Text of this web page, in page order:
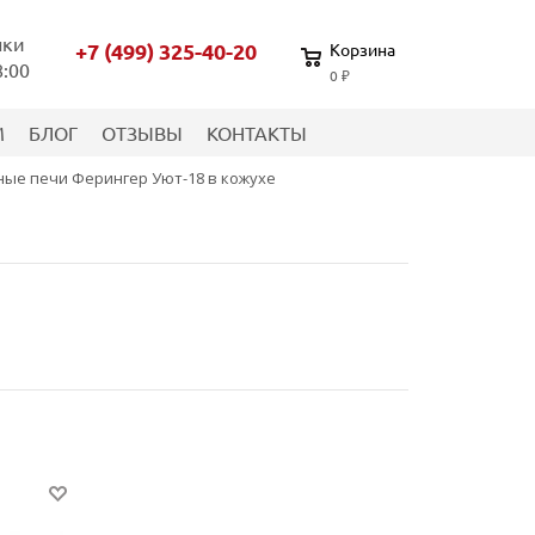
+7 (499) 325-40-20 Корзина
0 ₽
БЛОГ ОТЗЫВЫ КОНТАКТЫ
печи Ферингер Уют-18 в кожухе